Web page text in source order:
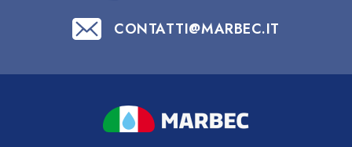
CONTATTI@MARBEC.IT